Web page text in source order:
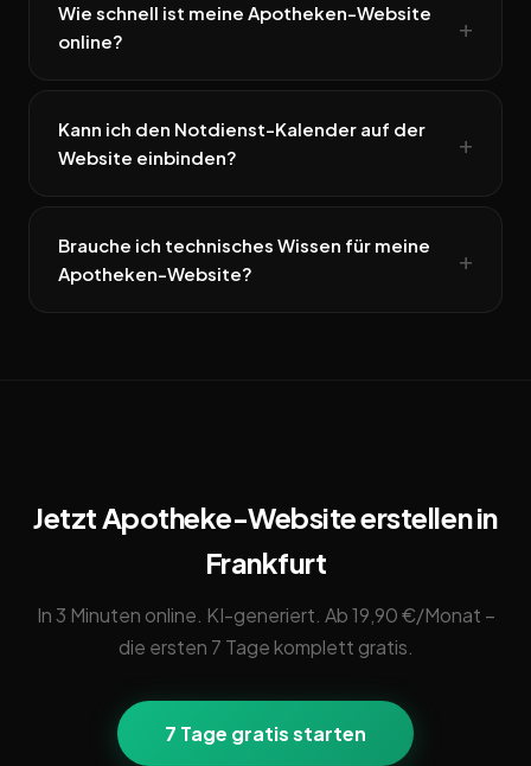
Wie schnell ist meine Apotheken-Website
online?
Kann ich den Notdienst-Kalender auf der
Website einbinden?
Brauche ich technisches Wissen für meine
Apotheken-Website?
Jetzt Apotheke-Website erstellen in
Frankfurt
In 3 Minuten online. KI-generiert. Ab 19,90 €/Monat –
die ersten 7 Tage komplett gratis.
7 Tage gratis starten